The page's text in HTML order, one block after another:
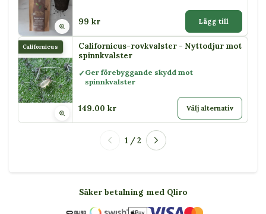
99 kr Lägg till
Californicus
Californicus-rovkvalster - Nyttodjur mot
spinnkvalster
Ger förebyggande skydd mot
spinnkvalster
149.00 kr Välj alternativ
1 / 2
Säker betalning med Qliro